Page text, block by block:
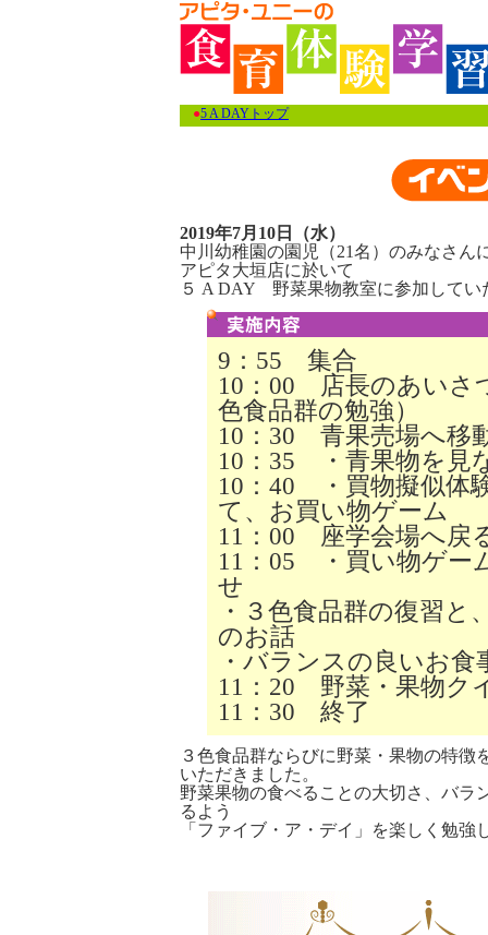
●5 A DAYトップ
2019年7月10日（水）
中川幼稚園の園児（21名）のみなさん
アピタ大垣店に於いて
５ A DAY 野菜果物教室に参加してい
9：55 集合
10：00 店長のあいさ
色食品群の勉強）
10：30 青果売場へ移
10：35 ・青果物を見
10：40 ・買物擬似体
て、お買い物ゲーム
11：00 座学会場へ戻
11：05 ・買い物ゲー
せ
・３色食品群の復習と
のお話
・バランスの良いお食
11：20 野菜・果物ク
11：30 終了
３色食品群ならびに野菜・果物の特
いただきました。
野菜果物の食べることの大切さ、バラ
るよう
「ファイブ・ア・デイ」を楽しく勉強